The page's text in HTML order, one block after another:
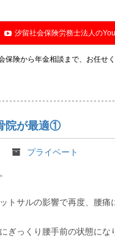
汐留社会保険労務士法人の
保険から年金相談まで、お任せ
院が最適①
プライベート
トサルの影響で再度、腰痛
ぎっくり腰手前の状態にな